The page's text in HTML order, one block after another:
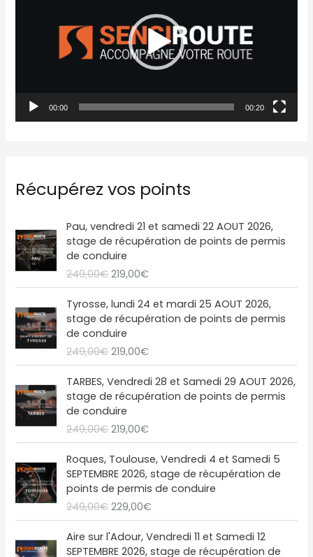
o
00:00 00:20
Récupérez vos points
Pau, vendredi 21 et samedi 22 AOUT 2026,
stage de récupération de points de permis
de conduire
249,00€
L
e
p
r
i
i
n
i
t
i
a
l
é
t
a
i
t
2
9
219,00€
e
p
a
c
e
l
e
:
2
1
,
0
Tyrosse, lundi 24 et mardi 25 AOUT 2026,
stage de récupération de points de permis
de conduire
249,00€
L
e
p
r
i
i
n
i
t
i
a
l
é
t
a
i
t
219,00€
L
e
p
a
c
e
l
e
s
t
:
2
TARBES, Vendredi 28 et Samedi 29 AOUT 2026,
stage de récupération de points de permis
de conduire
249,00€
e
p
r
i
x
i
n
i
t
i
a
l
219,00€
L
e
p
x
a
c
t
u
e
l
e
Roques, Toulouse, Vendredi 4 et Samedi 5
SEPTEMBRE 2026, stage de récupération de
points de permis de conduire
249,00€
e
p
r
i
x
i
229,00€
e
p
r
x
a
Aire sur l'Adour, Vendredi 11 et Samedi 12
SEPTEMBRE 2026, stage de récupération de